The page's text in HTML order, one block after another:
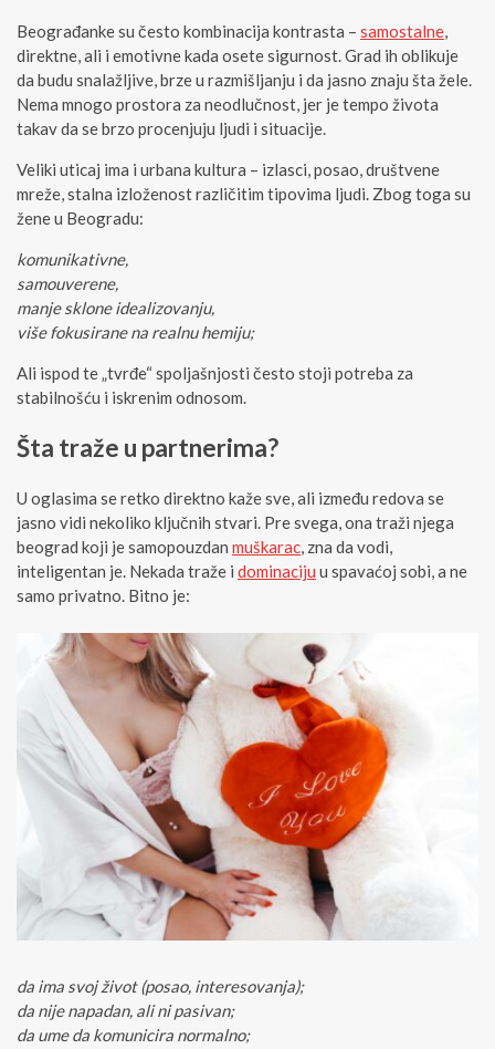
Beograđanke su često kombinacija kontrasta – samostalne,
direktne, ali i emotivne kada osete sigurnost. Grad ih oblikuje
da budu snalažljive, brze u razmišljanju i da jasno znaju šta žele.
Nema mnogo prostora za neodlučnost, jer je tempo života
takav da se brzo procenjuju ljudi i situacije.
Veliki uticaj ima i urbana kultura – izlasci, posao, društvene
mreže, stalna izloženost različitim tipovima ljudi. Zbog toga su
žene u Beogradu:
komunikativne,
samouverene,
manje sklone idealizovanju,
više fokusirane na realnu hemiju;
Ali ispod te „tvrđe“ spoljašnjosti često stoji potreba za
stabilnošću i iskrenim odnosom.
Šta traže u partnerima?
U oglasima se retko direktno kaže sve, ali između redova se
jasno vidi nekoliko ključnih stvari. Pre svega, ona traži njega
beograd koji je samopouzdan muškarac, zna da vodi,
inteligentan je. Nekada traže i dominaciju u spavaćoj sobi, a ne
samo privatno. Bitno je:
da ima svoj život (posao, interesovanja);
da nije napadan, ali ni pasivan;
da ume da komunicira normalno;